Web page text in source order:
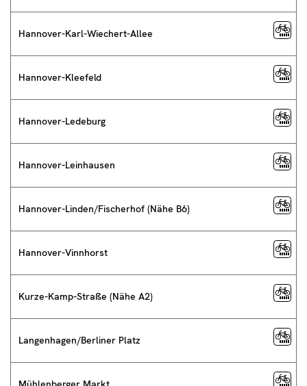
Hannover-Karl-Wiechert-Allee
Hannover-Kleefeld
Hannover-Ledeburg
Hannover-Leinhausen
Hannover-Linden/Fischerhof (Nähe B6)
Hannover-Vinnhorst
Kurze-Kamp-Straße (Nähe A2)
Langenhagen/Berliner Platz